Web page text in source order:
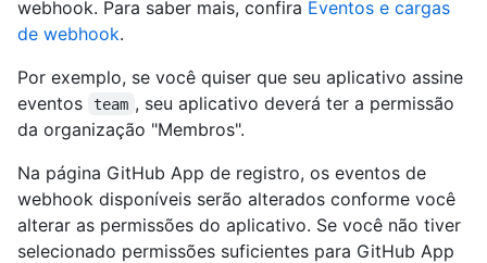
webhook. Para saber mais, confira Eventos e cargas
de webhook.
Por exemplo, se você quiser que seu aplicativo assine
eventos
team , seu aplicativo deverá ter a permissão
da organização "Membros".
Na página GitHub App de registro, os eventos de
webhook disponíveis serão alterados conforme você
alterar as permissões do aplicativo. Se você não tiver
selecionado permissões suficientes para GitHub App